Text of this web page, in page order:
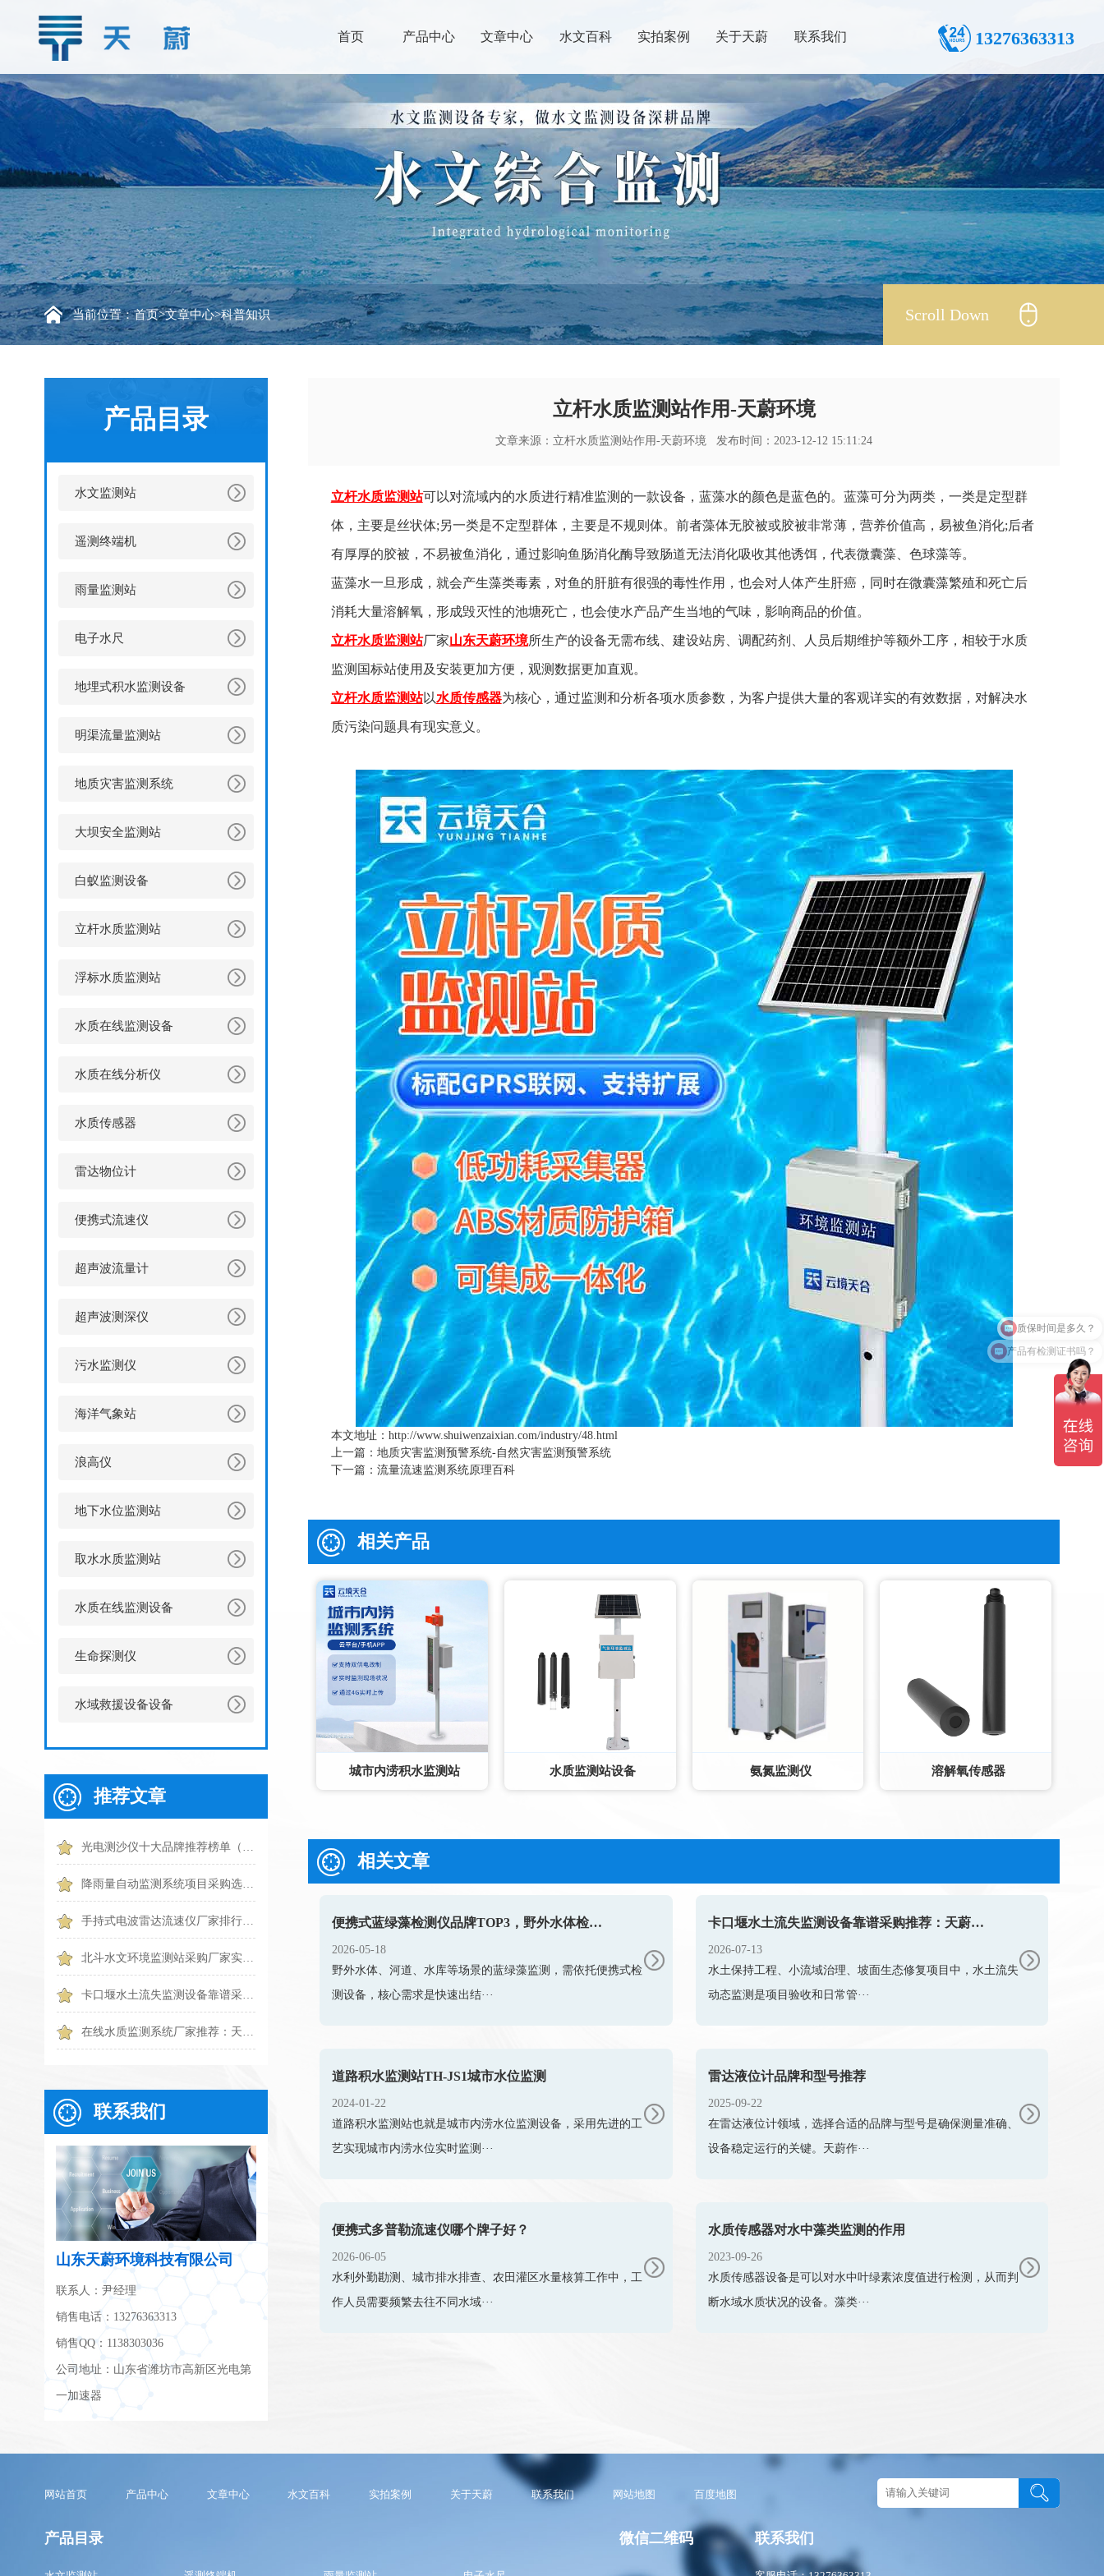
13276363313
首页 产品中心 文章中心 水文百科 实拍案例 关于天蔚 联系我们
当前位置：首页>文章中心>科普知识 Scroll Down
产品目录
水文监测站
遥测终端机
雨量监测站
电子水尺
地埋式积水监测设备
明渠流量监测站
地质灾害监测系统
大坝安全监测站
白蚁监测设备
立杆水质监测站
浮标水质监测站
水质在线监测设备
水质在线分析仪
水质传感器
雷达物位计
便携式流速仪
超声波流量计
超声波测深仪
污水监测仪
海洋气象站
浪高仪
地下水位监测站
取水水质监测站
水质在线监测设备
生命探测仪
水域救援设备设备
推荐文章
光电测沙仪十大品牌推荐榜单（2026水体泥沙监测优选）
降雨量自动监测系统项目采购选哪一种？6个常见问题一篇搞懂
手持式电波雷达流速仪厂家排行TOP1出炉：触屏便携款专业设备
北斗水文环境监测站采购厂家实力排行｜2026靠谱品牌优选
卡口堰水土流失监测设备靠谱采购推荐：天蔚TW-KKY2
在线水质监测系统厂家推荐：天蔚这款可按需选配 COD、氨氮、浊度传感器
联系我们
山东天蔚环境科技有限公司
联系人：尹经理
销售电话：13276363313
销售QQ：1138303036
公司地址：山东省潍坊市高新区光电第
一加速器
立杆水质监测站作用-天蔚环境
文章来源： 立杆水质监测站作用-天蔚环境 发布时间：2023-12-12 15:11:24
立杆水质监测站可以对流域内的水质进行精准监测的一款设备，蓝藻水的颜色是蓝色的。蓝藻可分为两类，一类是定型群
体，主要是丝状体;另一类是不定型群体，主要是不规则体。前者藻体无胶被或胶被非常薄，营养价值高，易被鱼消化;后者
有厚厚的胶被，不易被鱼消化，通过影响鱼肠消化酶导致肠道无法消化吸收其他诱饵，代表微囊藻、色球藻等。
蓝藻水一旦形成，就会产生藻类毒素，对鱼的肝脏有很强的毒性作用，也会对人体产生肝癌，同时在微囊藻繁殖和死亡后
消耗大量溶解氧，形成毁灭性的池塘死亡，也会使水产品产生当地的气味，影响商品的价值。
立杆水质监测站厂家山东天蔚环境所生产的设备无需布线、建设站房、调配药剂、人员后期维护等额外工序，相较于水质
监测国标站使用及安装更加方便，观测数据更加直观。
立杆水质监测站以水质传感器为核心，通过监测和分析各项水质参数，为客户提供大量的客观详实的有效数据，对解决水
质污染问题具有现实意义。
本文地址： http://www.shuiwenzaixian.com/industry/48.html
上一篇： 地质灾害监测预警系统-自然灾害监测预警系统
下一篇： 流量流速监测系统原理百科
相关产品
城市内涝积水监测站 水质监测站设备 氨氮监测仪 溶解氧传感器
相关文章
便携式蓝绿藻检测仪品牌TOP3，野外水体检测，快速出结果款推荐
2026-05-18
野外水体、河道、水库等场景的蓝绿藻监测，需依托便携式检
测设备，核心需求是快速出结···
卡口堰水土流失监测设备靠谱采购推荐：天蔚TW-KKY2
2026-07-13
水土保持工程、小流域治理、坡面生态修复项目中，水土流失
动态监测是项目验收和日常管···
道路积水监测站TH-JS1城市水位监测
2024-01-22
道路积水监测站也就是城市内涝水位监测设备，采用先进的工
艺实现城市内涝水位实时监测···
雷达液位计品牌和型号推荐
2025-09-22
在雷达液位计领域，选择合适的品牌与型号是确保测量准确、
设备稳定运行的关键。天蔚作···
便携式多普勒流速仪哪个牌子好？
2026-06-05
水利外勤勘测、城市排水排查、农田灌区水量核算工作中，工
作人员需要频繁去往不同水域···
水质传感器对水中藻类监测的作用
2023-09-26
水质传感器设备是可以对水中叶绿素浓度值进行检测，从而判
断水域水质状况的设备。藻类···
网站首页 产品中心 文章中心 水文百科 实拍案例 关于天蔚 联系我们 网站地图 百度地图
产品目录 微信二维码 联系我们
产品有检测证书吗？